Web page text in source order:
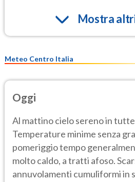
Mostra
Meteo Centro Italia
Oggi
Al mattino cielo sereno in
Temperature minime senza
pomeriggio tempo
molto caldo, a tratti afoso.
annuvolamenti cumuliformi in